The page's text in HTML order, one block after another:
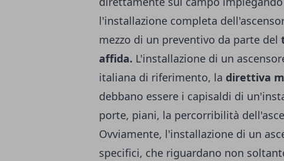
l'installazione completa
mezzo di un preventivo da parte del
affida. L'installazione di un
italiana di riferimento, la direttiva
debbano essere i capisaldi di
porte, piani, la percorribilità
Ovviamente, l'installazione di un
specifici, che riguardano non